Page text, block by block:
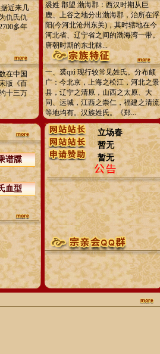
近来几
仇氏仇
多年
在中国
版《百
十三万
裘姓 郡望 渤海郡：西汉时期从巨
鹿、上谷之地分出渤海郡，治所在浮
阳(今河北沧州东关)，其时辖地在今
河北省、辽宁省之间的渤海湾一带。
唐朝时期的东北靺...
一、裘qiú 现行较常见姓氏。分布颇
广：今北京，上海之松江，河北之景
县，辽宁之清原，山西之太原、大
同、运城，江西之崇仁，福建之清流
等地均有。汉族姓氏。《郑...
谱牒
血型
立场春
暂无
暂无